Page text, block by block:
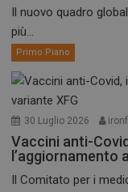
Il nuovo quadro
più...
Primo Piano
30 Luglio 2026
Vaccini anti-
l’aggiornamento
Il Comitato per i